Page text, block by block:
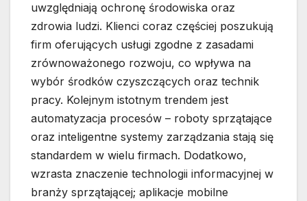
uwzględniają ochronę środowiska oraz
zdrowia ludzi. Klienci coraz częściej poszukują
firm oferujących usługi zgodne z zasadami
zrównoważonego rozwoju, co wpływa na
wybór środków czyszczących oraz technik
pracy. Kolejnym istotnym trendem jest
automatyzacja procesów – roboty sprzątające
oraz inteligentne systemy zarządzania stają się
standardem w wielu firmach. Dodatkowo,
wzrasta znaczenie technologii informacyjnej w
branży sprzątającej; aplikacje mobilne